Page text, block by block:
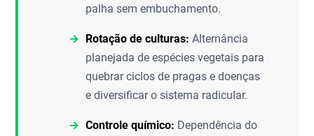
palha sem embuchamento.
Rotação de culturas: Alternância
planejada de espécies vegetais para
quebrar ciclos de pragas e doenças
e diversificar o sistema radicular.
Controle químico: Dependência do